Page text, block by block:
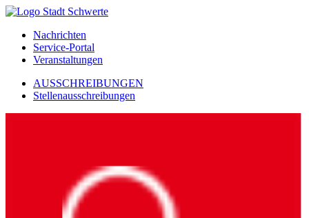
Nachrichten
Service-Portal
Veranstaltungen
AUSSCHREIBUNGEN
Stellenausschreibungen